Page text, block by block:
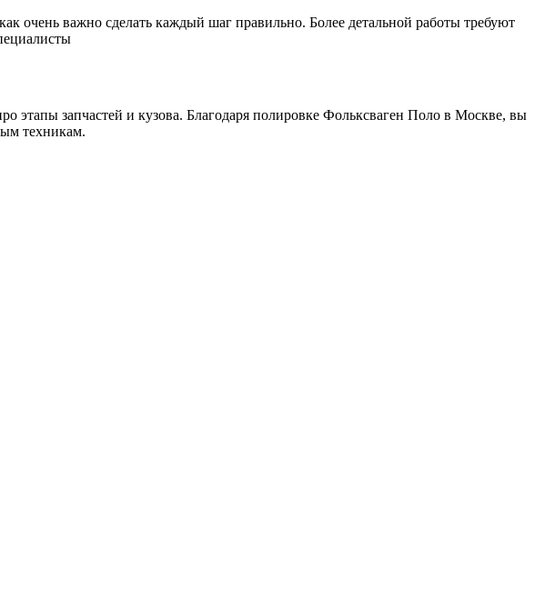
очень важно сделать каждый шаг правильно. Более детальной работы требуют
этапы запчастей и кузова. Благодаря полировке Фольксваген Поло в Москве, вы
техникам.